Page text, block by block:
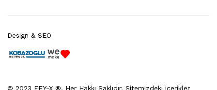
© 2023 FEY-X ®. Her Hakkı Saklıdır. Sitemizdeki içerikler
Design & SEO